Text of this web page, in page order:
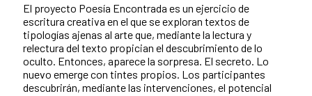
El proyecto Poesía Encontrada es un ejercicio de
escritura creativa en el que se exploran textos de
tipologías ajenas al arte que, mediante la lectura y
relectura del texto propician el descubrimiento de lo
oculto. Entonces, aparece la sorpresa. El secreto. Lo
nuevo emerge con tintes propios. Los participantes
descubrirán, mediante las intervenciones, el potencial